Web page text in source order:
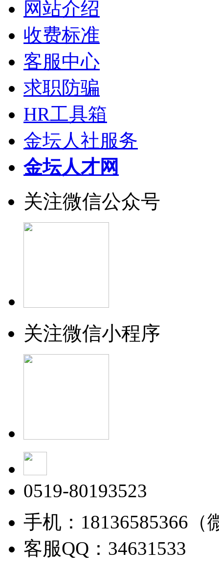
网站介绍
收费标准
客服中心
求职防骗
HR工具箱
金坛人社服务
金坛人才网
关注微信公众号
关注微信小程序
0519-80193523
手机：18136585366（
客服QQ：34631533